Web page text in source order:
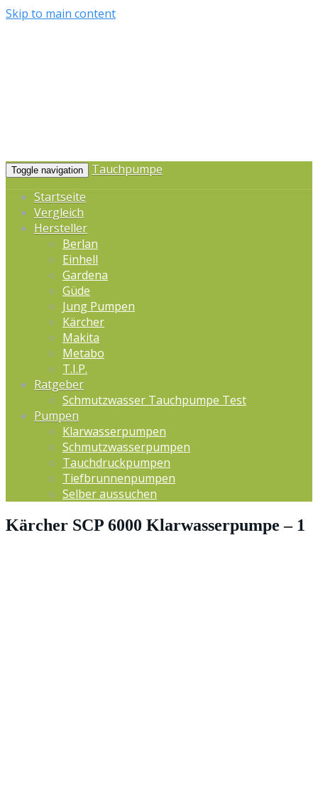
Skip to main content
Toggle navigation
Tauchpumpe
Startseite
Vergleich
Hersteller
Berlan
Einhell
Gardena
Güde
Jung Pumpen
Kärcher
Makita
Metabo
T.I.P.
Ratgeber
Schmutzwasser Tauchpumpe Test
Pumpen
Klarwasserpumpen
Schmutzwasserpumpen
Tauchdruckpumpen
Tiefbrunnenpumpen
Selber aussuchen
Kärcher SCP 6000 Klarwasserpumpe – 1